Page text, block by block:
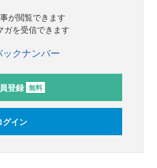
が閲覧できます
ガを受信できます
ックナンバー
登録 無料
グイン